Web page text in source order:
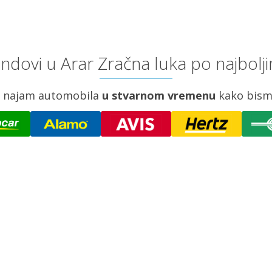
u Arar Zračna luka po
automobila u stvarnom vremenu kako